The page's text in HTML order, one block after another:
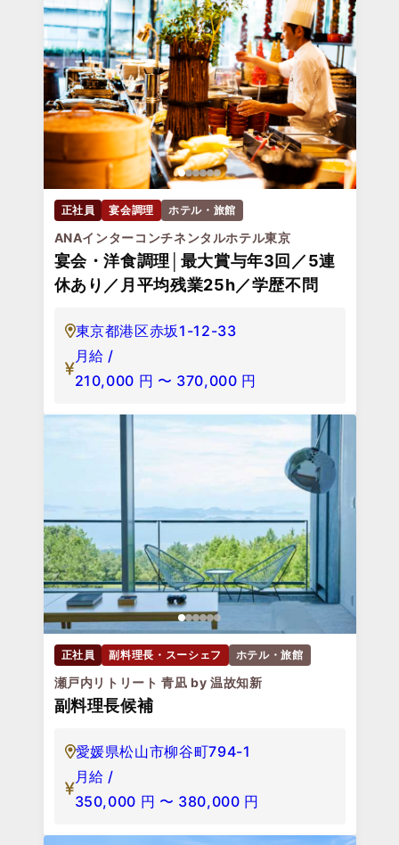
正社員 宴会調理 ホテル・旅館
ANAインターコンチネンタルホテル東京
宴会・洋食調理│最大賞与年3回／5連
休あり／月平均残業25h／学歴不問
東京都港区赤坂1-12-33
月給 /
210,000 円 〜 370,000 円
正社員 副料理長・スーシェフ ホテル・旅館
瀬戸内リトリート 青凪 by 温故知新
副料理長候補
愛媛県松山市柳谷町794-1
月給 /
350,000 円 〜 380,000 円